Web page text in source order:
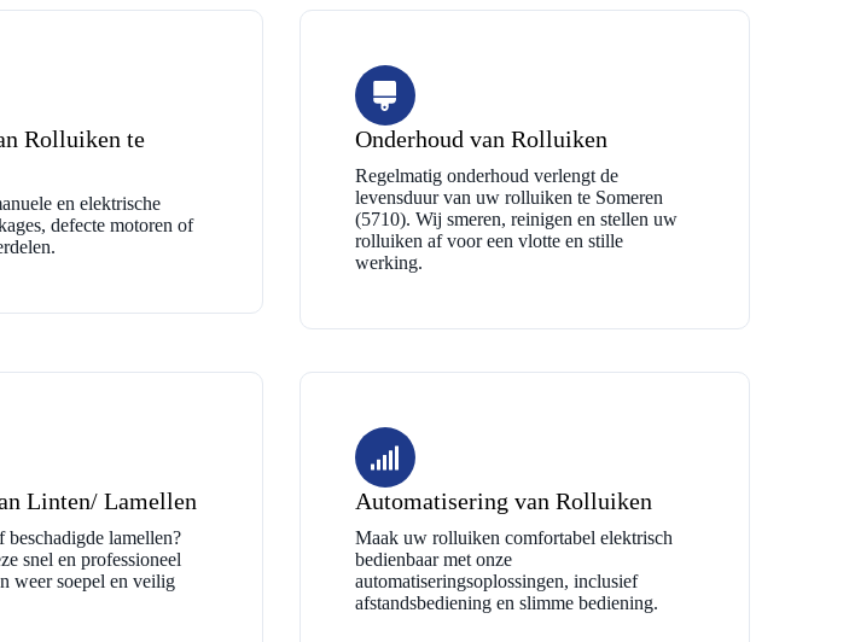
Rolluiken te
en elektrische
defecte motoren of
Onderhoud van Rolluiken
Regelmatig onderhoud verlengt de
levensduur van uw rolluiken te Someren
(5710). Wij smeren, reinigen en stellen uw
rolluiken af voor een vlotte en stille
werking.
Linten/ Lamellen
beschadigde lamellen?
snel en professioneel
weer soepel en veilig
Automatisering van Rolluiken
Maak uw rolluiken comfortabel elektrisch
bedienbaar met onze
automatiseringsoplossingen, inclusief
afstandsbediening en slimme bediening.